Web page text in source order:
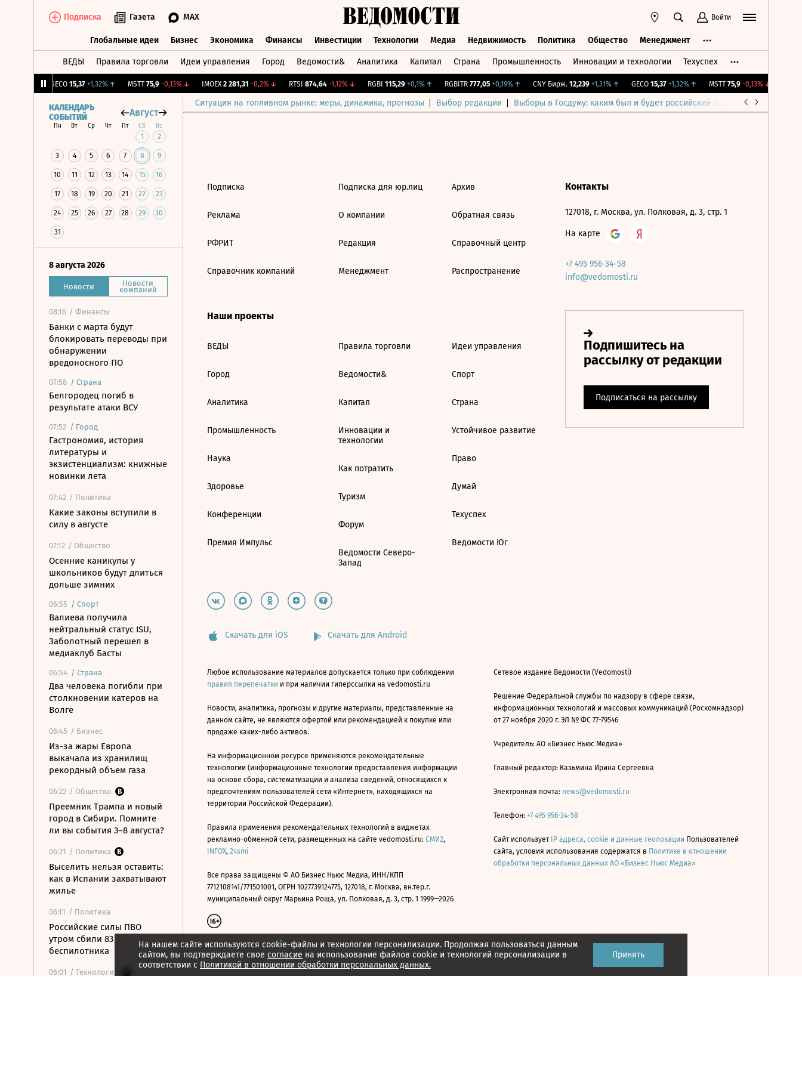
Подписка Газета MAX Войти
Глобальные идеи Бизнес Экономика Финансы Инвестиции Технологии Медиа Недвижимость Политика Общество Менеджмент
ВЕДЫ Правила торговли Идеи управления Город Ведомости& Аналитика Капитал Страна Промышленность Инновации и технологии Техуспех
GECO 15,37 +1,32%↑ MSTT 75,9 -0,13%↓ IMOEX 2 281,31 -0,2%↓ RTSI 874,64 -1,12%↓ RGBI 115,29 +0,1%↑ RGBITR 777,05 +0,19%↑ CNY Бирж. 12,239 +1,31%↑ GECO 15,37 +1,32%↑ MSTT 75,9 -0,13%↓
Ситуация на топливном рынке: меры, динамика, прогнозы Выбор редакции Выборы в Госдуму: каким был и будет российский парламент
КАЛЕНДАРЬ
СОБЫТИЙ
Август
Пн Вт Ср Чт Пт Сб Вс
1 2
3 4 5 6 7 8 9
10 11 12 13 14 15 16
17 18 19 20 21 22 23
24 25 26 27 28 29 30
31
8 августа 2026
Новости Новости
компаний
08:16 / Финансы
Банки с марта будут
блокировать переводы при
обнаружении
вредоносного ПО
07:58 / Страна
Белгородец погиб в
результате атаки ВСУ
07:52 / Город
Гастрономия, история
литературы и
экзистенциализм: книжные
новинки лета
07:42 / Политика
Какие законы вступили в
силу в августе
07:12 / Общество
Осенние каникулы у
школьников будут длиться
дольше зимних
06:55 / Спорт
Валиева получила
нейтральный статус ISU,
Заболотный перешел в
медиаклуб Басты
06:54 / Страна
Два человека погибли при
столкновении катеров на
Волге
06:45 / Бизнес
Из-за жары Европа
выкачала из хранилищ
рекордный объем газа
06:22 / Общество
Преемник Трампа и новый
город в Сибири. Помните
ли вы события 3–8 августа?
06:21 / Политика
Выселить нельзя оставить:
как в Испании захватывают
жилье
06:11 / Политика
Российские силы ПВО
утром сбили 83
беспилотника
06:01 / Технологии
На нашем сайте используются cookie-файлы и технологии персонализации. Продолжая пользоваться данным
сайтом, вы подтверждаете свое согласие на использование файлов cookie и технологий персонализации в
соответствии с Политикой в отношении обработки персональных данных.
Принять
Подписка
Реклама
РФРИТ
Справочник компаний
Подписка для юр.лиц
О компании
Редакция
Менеджмент
Архив
Обратная связь
Справочный центр
Распространение
Наши проекты
ВЕДЫ
Город
Аналитика
Промышленность
Наука
Здоровье
Конференции
Премия Импульс
Правила торговли
Ведомости&
Капитал
Инновации и
технологии
Как потратить
Туризм
Форум
Ведомости Северо-
Запад
Идеи управления
Спорт
Страна
Устойчивое развитие
Право
Думай
Техуспех
Ведомости Юг
Контакты
127018, г. Москва, ул. Полковая, д. 3, стр. 1
На карте
+7 495 956-34-58
info@vedomosti.ru
Скачать для iOS Скачать для Android
Любое использование материалов допускается только при соблюдении
правил перепечатки и при наличии гиперссылки на vedomosti.ru
Новости, аналитика, прогнозы и другие материалы, представленные на
данном сайте, не являются офертой или рекомендацией к покупке или
продаже каких-либо активов.
На информационном ресурсе применяются рекомендательные
технологии (информационные технологии предоставления информации
на основе сбора, систематизации и анализа сведений, относящихся к
предпочтениям пользователей сети «Интернет», находящихся на
территории Российской Федерации).
Правила применения рекомендательных технологий в виджетах
рекламно-обменной сети, размещенных на сайте vedomosti.ru: СМИ2,
INFOX, 24smi
Все права защищены © АО Бизнес Ньюс Медиа, ИНН/КПП
7712108141/771501001, ОГРН 1027739124775, 127018, г. Москва, вн.тер.г.
муниципальный округ Марьина Роща, ул. Полковая, д. 3, стр. 1 1999—2026
Сетевое издание Ведомости (Vedomosti)
Решение Федеральной службы по надзору в сфере связи,
информационных технологий и массовых коммуникаций (Роскомнадзор)
от 27 ноября 2020 г. ЭЛ № ФС 77-79546
Учредитель: АО «Бизнес Ньюс Медиа»
Главный редактор: Казьмина Ирина Сергеевна
Электронная почта: news@vedomosti.ru
Телефон: +7 495 956-34-58
Сайт использует IP адреса, cookie и данные геолокации Пользователей
сайта, условия использования содержатся в Политике в отношении
обработки персональных данных АО «Бизнес Ньюс Медиа»